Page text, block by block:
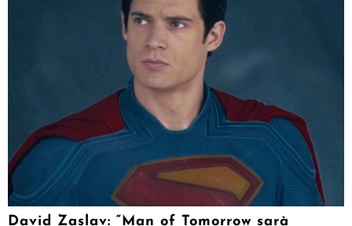
David Zaslav: “Man of Tomorrow sarà